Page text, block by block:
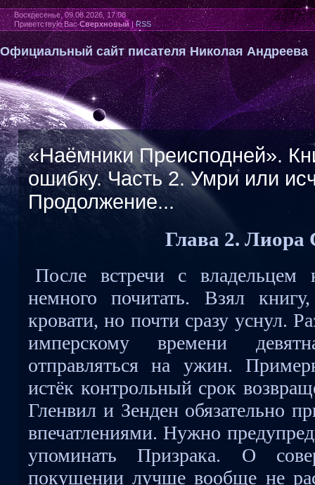
Воскресенье, 09.08.2026, 17:08
Приветствую Вас Сверхновый|RSS
Официальный сайт писателя Николая Андреева
«Наёмники Преисподней».
ошибку. Часть 2. Умри или
Продолжение...
Глава 2. Лиора
После встречи с
немного почитать. Взял
кровати, но почти сразу уснул.
имперскому времени
отправляться на ужин.
истёк контрольный срок
Гленвил и Зенден обязательно
впечатлениями. Нужно
упоминать Призрака. О
покушении лучше вообще не